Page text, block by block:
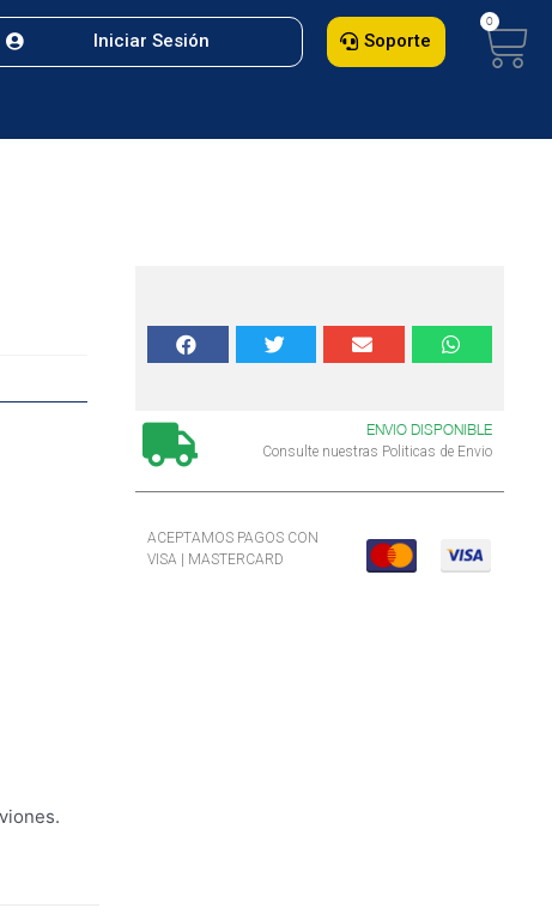
Iniciar Sesión Soporte
ENVIO DISPONIBLE
Consulte nuestras Politicas de Envio
ACEPTAMOS PAGOS CON
VISA | MASTERCARD